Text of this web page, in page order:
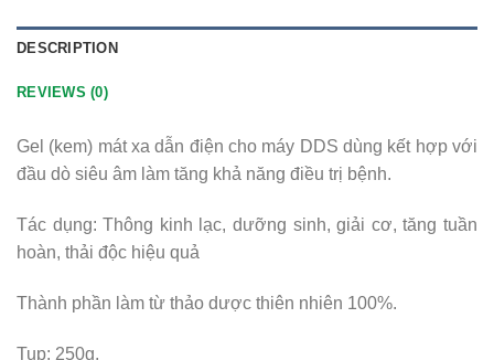
DESCRIPTION
REVIEWS (0)
Gel (kem) mát xa dẫn điện cho máy DDS dùng kết hợp với
đầu dò siêu âm làm tăng khả năng điều trị bệnh.
Tác dụng: Thông kinh lạc, dưỡng sinh, giải cơ, tăng tuần
hoàn, thải độc hiệu quả
Thành phần làm từ thảo dược thiên nhiên 100%.
Tup: 250g.